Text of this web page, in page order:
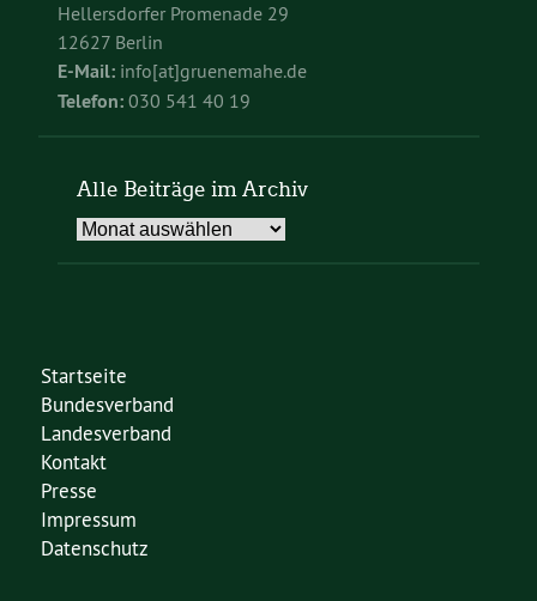
Hellersdorfer Promenade 29
12627 Berlin
E-Mail: info[at]gruenemahe.de
Telefon: 030 541 40 19
Alle Beiträge im Archiv
Alle
Startseite
Bundesverband
Landesverband
Kontakt
Presse
Impressum
Datenschutz